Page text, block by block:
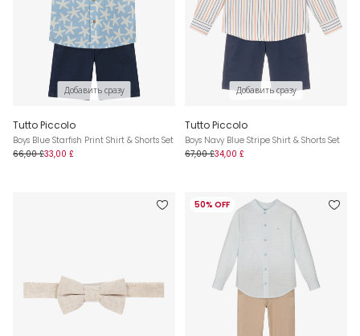
Добавить сразу
Tutto Piccolo
Boys Blue Starfish Print Shirt & Shorts Set
66,00 £33,00 £
Добавить сразу
Tutto Piccolo
Boys Navy Blue Stripe Shirt & Shorts Set
67,00 £34,00 £
50% OFF